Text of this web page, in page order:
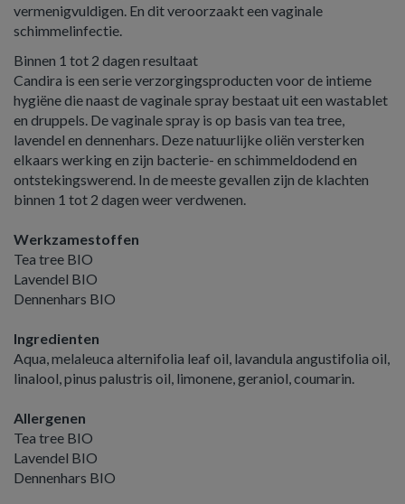
vermenigvuldigen. En dit veroorzaakt een vaginale
schimmelinfectie.
Binnen 1 tot 2 dagen resultaat
Candira is een serie verzorgingsproducten voor de intieme
hygiëne die naast de vaginale spray bestaat uit een wastablet
en druppels. De vaginale spray is op basis van tea tree,
lavendel en dennenhars. Deze natuurlijke oliën versterken
elkaars werking en zijn bacterie- en schimmeldodend en
ontstekingswerend. In de meeste gevallen zijn de klachten
binnen 1 tot 2 dagen weer verdwenen.
Werkzamestoffen
Tea tree BIO
Lavendel BIO
Dennenhars BIO
Ingredienten
Aqua, melaleuca alternifolia leaf oil, lavandula angustifolia oil,
linalool, pinus palustris oil, limonene, geraniol, coumarin.
Allergenen
Tea tree BIO
Lavendel BIO
Dennenhars BIO